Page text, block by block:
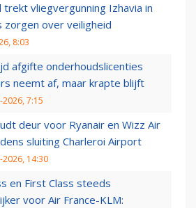
trekt vliegvergunning Izhavia in
zorgen over veiligheid
8:03
afgifte onderhoudslicenties
neemt af, maar krapte blijft
2026, 7:15
deur voor Ryanair en Wizz Air
sluiting Charleroi Airport
2026, 14:30
en First Class steeds
voor Air France-KLM: